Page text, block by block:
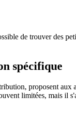
de trouver des
spécifique
proposent
limitées, mais